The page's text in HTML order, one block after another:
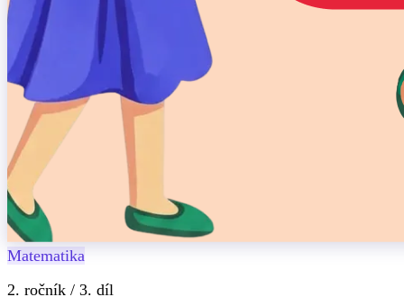
Matematika
2. ročník / 3. díl